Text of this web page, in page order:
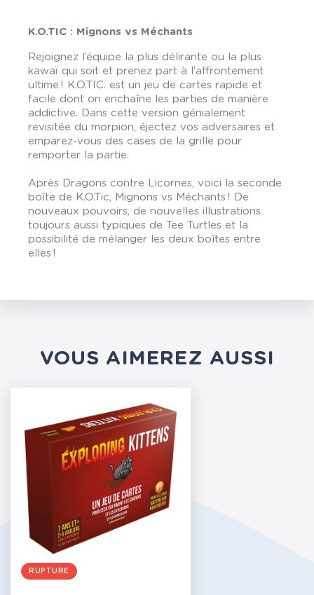
K.O.TIC : Mignons vs Méchants
Rejoignez l’équipe la plus délirante ou la plus
kawaï qui soit et prenez part à l’affrontement
ultime ! K.O.TIC. est un jeu de cartes rapide et
facile dont on enchaîne les parties de manière
addictive. Dans cette version génialement
revisitée du morpion, éjectez vos adversaires et
emparez-vous des cases de la grille pour
remporter la partie.
Après Dragons contre Licornes, voici la seconde
boîte de K.O.Tic, Mignons vs Méchants ! De
nouveaux pouvoirs, de nouvelles illustrations
toujours aussi typiques de Tee Turtles et la
possibilité de mélanger les deux boîtes entre
elles !
VOUS AIMEREZ AUSSI
RUPTURE